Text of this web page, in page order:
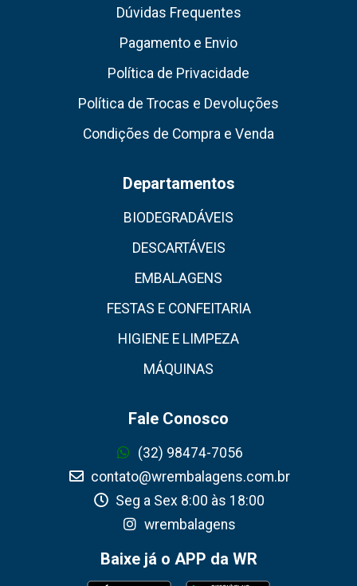
Dúvidas Frequentes
Pagamento e Envio
Política de Privacidade
Política de Trocas e Devoluções
Condições de Compra e Venda
Departamentos
BIODEGRADÁVEIS
DESCARTÁVEIS
EMBALAGENS
FESTAS E CONFEITARIA
HIGIENE E LIMPEZA
MÁQUINAS
Fale Conosco
(32) 98474-7056
contato@wrembalagens.com.br
Seg a Sex 8:00 às 18:00
wrembalagens
Baixe já o APP da WR